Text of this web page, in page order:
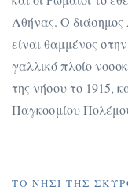
Αθήνας. Ο
είναι θαμμένος
γαλλικό πλοίο
της νήσου το 1915,
Παγκοσμίου
ΤΟ ΝΗΣΊ ΤΗΣ